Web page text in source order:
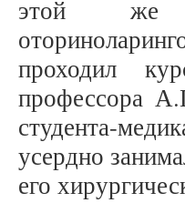
этой же
проходил
профессора
студента-
усердно
его